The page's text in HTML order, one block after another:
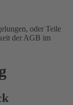
oder Teile
der AGB im